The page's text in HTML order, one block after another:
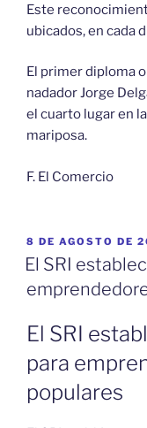
Este
ubicados, en cada
El primer diploma
nadador Jorge
el cuarto lugar en
mariposa.
F. El Comercio
PUBLICADO
EL
8 DE AGOSTO DE
El SRI
El SRI
para
populares